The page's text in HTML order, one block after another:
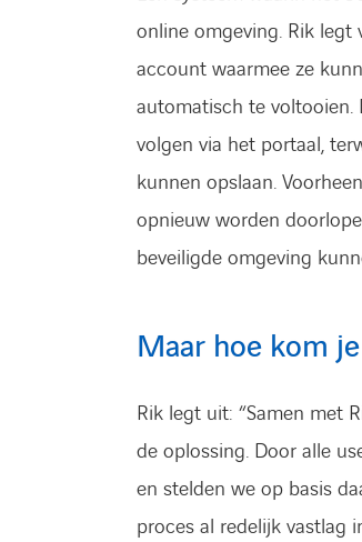
online omgeving. Rik legt
account waarmee ze
automatisch te voltooien.
volgen via het portaal,
kunnen opslaan.
opnieuw worden
beveiligde omgeving
Maar hoe kom
Rik legt uit: “Samen met
de oplossing. Door alle
en stelden we op basis
proces al redelijk vastlag